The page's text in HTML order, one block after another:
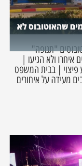
תנופה: נוסע תיעד 48 פעמים שהאוטובוס לא
"תנופה"
איחרו ולא הגיעו |
ל-23 מקרים וקבע פיצוי | בבית המשפט
מעידה על איחורים